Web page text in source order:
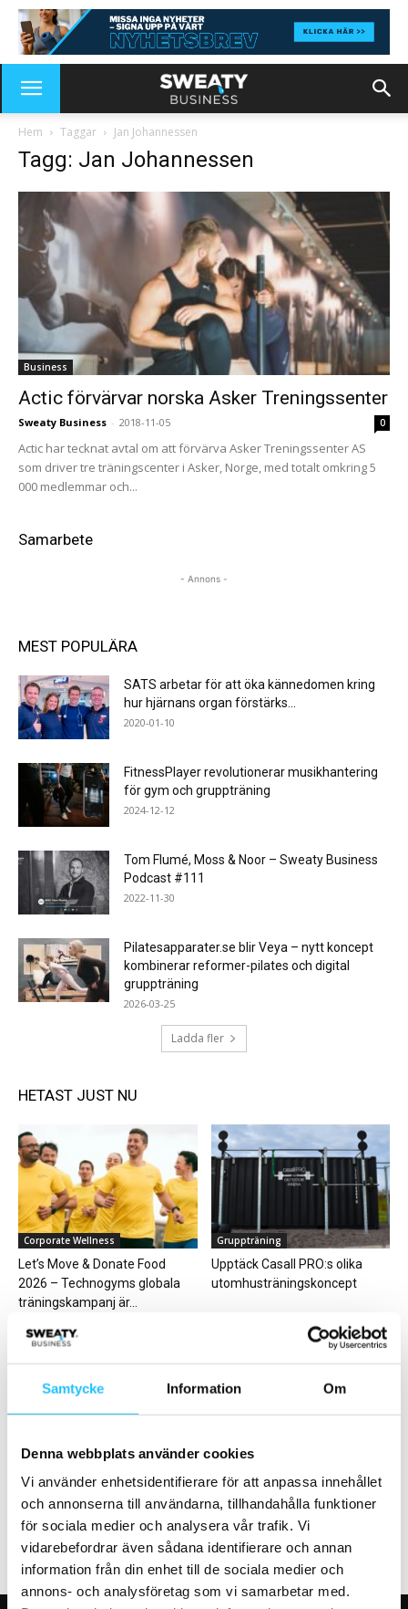
Samtycke Information Om
Denna webbplats använder cookies
Vi använder enhetsidentifierare för att anpassa innehållet
och annonserna till användarna, tillhandahålla funktioner
för sociala medier och analysera vår trafik. Vi
vidarebefordrar även sådana identifierare och annan
information från din enhet till de sociala medier och
annons- och analysföretag som vi samarbetar med.
Hem Taggar Jan Johannessen
Tagg: Jan Johannessen
Business
Actic förvärvar norska Asker Treningssenter
Sweaty Business - 2018-11-05 0
Actic har tecknat avtal om att förvärva Asker Treningssenter AS
som driver tre träningscenter i Asker, Norge, med totalt omkring 5
000 medlemmar och...
Samarbete
- Annons -
MEST POPULÄRA
SATS arbetar för att öka kännedomen kring
hur hjärnans organ förstärks...
2020-01-10
FitnessPlayer revolutionerar musikhantering
för gym och gruppträning
2024-12-12
Tom Flumé, Moss & Noor – Sweaty Business
Podcast #111
2022-11-30
Pilatesapparater.se blir Veya – nytt koncept
kombinerar reformer-pilates och digital
gruppträning
2026-03-25
Ladda fler
HETAST JUST NU
Corporate Wellness
Let’s Move & Donate Food
2026 – Technogyms globala
träningskampanj är...
Gruppträning
Upptäck Casall PRO:s olika
utomhusträningskoncept
Technogym ökade intäkterna
Friskis&Svettis och Dove i
upprop mot kroppshets